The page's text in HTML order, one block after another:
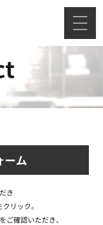
ーム
き
リック。
ご確認いただき、